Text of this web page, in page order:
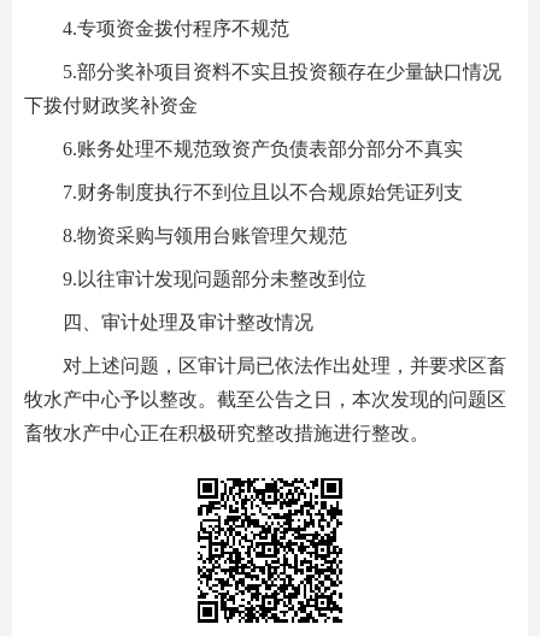
4.专项资金拨付程序不规范
5.部分奖补项目资料不实且投资额存在少量缺口情况
下拨付财政奖补资金
6.账务处理不规范致资产负债表部分部分不真实
7.财务制度执行不到位且以不合规原始凭证列支
8.物资采购与领用台账管理欠规范
9.以往审计发现问题部分未整改到位
四、审计处理及审计整改情况
对上述问题，区审计局已依法作出处理，并要求区畜
牧水产中心予以整改。截至公告之日，本次发现的问题区
畜牧水产中心正在积极研究整改措施进行整改。